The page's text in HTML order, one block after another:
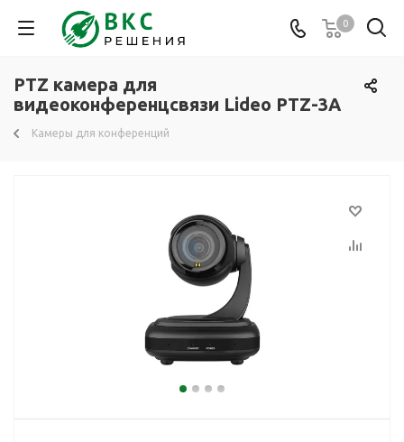
0
PTZ камера для
видеоконференцсвязи Lideo PTZ-3A
Камеры для конференций